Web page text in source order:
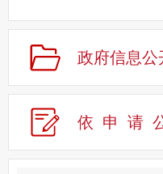
重点领域公开
规划信息
建议提案办理
公务员及事业单位招录
应急管理
回应关切
政府信息公
依申请